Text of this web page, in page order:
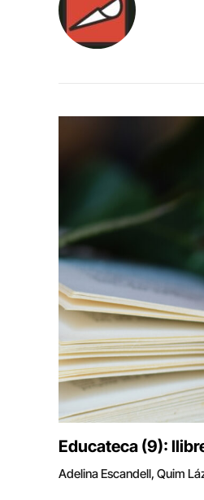
Educateca (9):
Adelina Escandell, Quim